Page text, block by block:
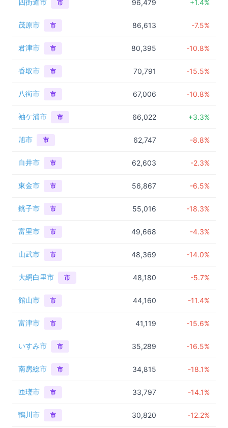
四街道市 市 96,479 +1.4%
茂原市 市 86,613 -7.5%
君津市 市 80,395 -10.8%
香取市 市 70,791 -15.5%
八街市 市 67,006 -10.8%
袖ケ浦市 市 66,022 +3.3%
旭市 市 62,747 -8.8%
白井市 市 62,603 -2.3%
東金市 市 56,867 -6.5%
銚子市 市 55,016 -18.3%
富里市 市 49,668 -4.3%
山武市 市 48,369 -14.0%
大網白里市 市 48,180 -5.7%
館山市 市 44,160 -11.4%
富津市 市 41,119 -15.6%
いすみ市 市 35,289 -16.5%
南房総市 市 34,815 -18.1%
匝瑳市 市 33,797 -14.1%
鴨川市 市 30,820 -12.2%